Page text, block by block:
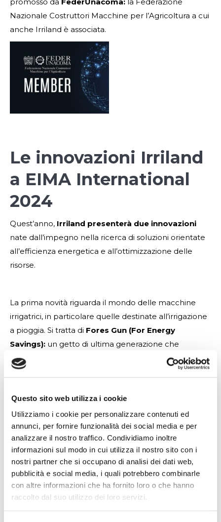
Questo sito web utilizza i cookie
Utilizziamo i cookie per personalizzare contenuti ed
annunci, per fornire funzionalità dei social media e per
analizzare il nostro traffico. Condividiamo inoltre
informazioni sul modo in cui utilizza il nostro sito con i
nostri partner che si occupano di analisi dei dati web,
pubblicità e social media, i quali potrebbero combinarle
con altre informazioni che ha fornito loro o che hanno
raccolto dal suo utilizzo dei loro servizi.
Nazionale Costruttori Macchine per l’Agricoltura a cui
anche Irriland è associata.
Le innovazioni Irriland
a EIMA International
2024
Quest’anno, Irriland presenterà due innovazioni
nate dall’impegno nella ricerca di soluzioni orientate
all’efficienza energetica e all’ottimizzazione delle
risorse.
La prima novità riguarda il mondo delle macchine
irrigatrici, in particolare quelle destinate all’irrigazione
a pioggia. Si tratta di Fores Gun (For Energy
Savings): un getto di ultima generazione che
ottimizza il flusso dell’acqua riducendo i consumi
energetici e gli sprechi. Con Fores Gun, è possibile
performance dell’irrigazione a goccia, in termini di
risparmio di acqua ed energia. Una soluzione
progettata permigliorare l’efficienza e la
sostenibilitàdelle attività di irrigazione agricola.
La seconda innovazione èROC:un sistema
completamente automatizzato, destinato al